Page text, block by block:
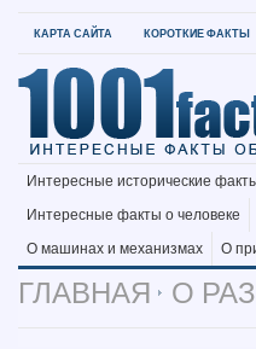
КАРТА САЙТА КОРОТКИЕ ФАКТЫ
Интересные исторические
Интересные факты о человеке
О машинах и механизмах
О
ГЛАВНАЯ О